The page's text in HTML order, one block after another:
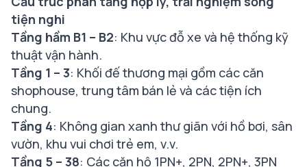
tiện nghi
Tầng hầm B1 – B2: Khu vực đỗ xe và hệ thống kỹ
thuật vận hành.
Tầng 1 – 3: Khối đế thương mại gồm các căn
shophouse, trung tâm bán lẻ và các tiện ích
chung.
Tầng 4: Không gian xanh thư giãn với hồ bơi, sân
vườn, khu vui chơi trẻ em, v.v.
Tầng 5 – 38: Các căn hộ 1PN+, 2PN, 2PN+, 3PN